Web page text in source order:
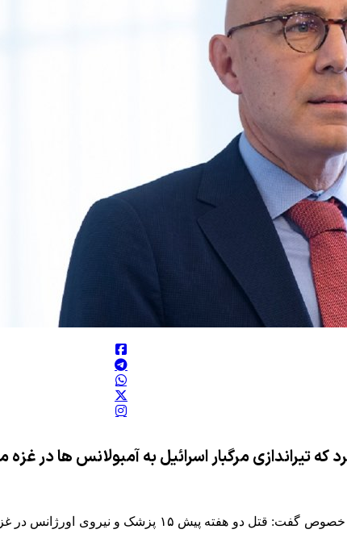
می‌دانند
تیراندازی مرگبار اسرائیل به آمبولانس ها در
ولکر ترک کمیسر عالی حقوق بشر سازمان ملل متحد در